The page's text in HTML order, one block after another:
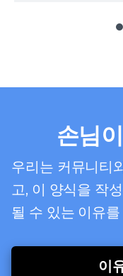
손님
우리는 커뮤니티
고, 이 양식을 작
될 수 있는 이유
이